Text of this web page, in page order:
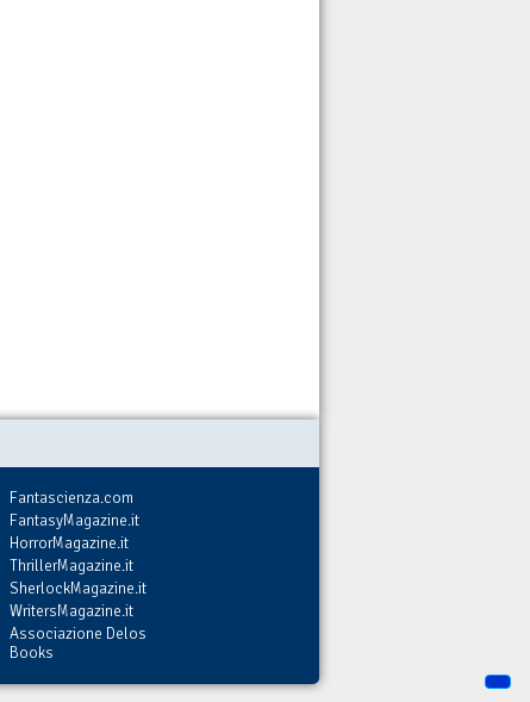
Fantascienza.com
FantasyMagazine.it
HorrorMagazine.it
ThrillerMagazine.it
SherlockMagazine.it
WritersMagazine.it
Associazione Delos
Books